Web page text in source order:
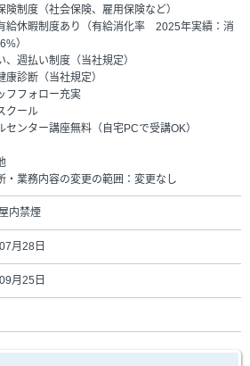
険制度（社会保険、雇用保険など）
給休暇制度あり（有給消化率 2025年実績：消
）
、週払い制度（当社規定）
康診断（当社規定）
フフォロー充実
クール
センター講座無料（自宅PCで受講OK）
・業務内容の変更の範囲：変更なし
内禁煙
月28日
月25日